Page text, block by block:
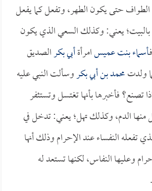
الطواف حتى يكون الطهر، وتفعل كما يفعل
بالبيت؛ يعني: وكذلك السعي الذي يكون
أسماء بنت عميسامرأةأبي بكرالصديق
ولدتمحمد بن أبي بكروسألت النبي عليه
تصنع؟ فأخبرها بأنها تغتسل وتستثفر
الدم، وكذلك تهل؛ يعني: تدخل في
تفعله النفساء عند الإحرام وذلك أنها
وعليها النفاس، لكنها تستعد له